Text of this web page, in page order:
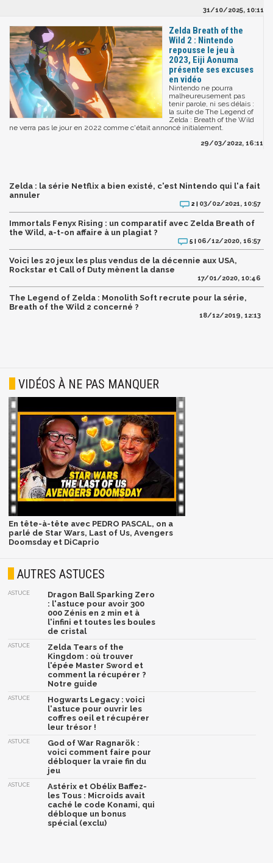
31/10/2025, 10:11
Zelda Breath of the
Wild 2 : Nintendo
repousse le jeu à
2023, Eiji Aonuma
présente ses excuses
en vidéo
Nintendo ne pourra
malheureusement pas
tenir parole, ni ses délais :
la suite de The Legend of
Zelda : Breath of the Wild
ne verra pas le jour en 2022 comme c'était annoncé initialement.
29/03/2022, 16:11
Zelda : la série Netflix a bien existé, c'est Nintendo qui l'a fait
annuler
2 | 03/02/2021, 10:57
Immortals Fenyx Rising : un comparatif avec Zelda Breath of
the Wild, a-t-on affaire à un plagiat ?
5 | 06/12/2020, 16:57
Voici les 20 jeux les plus vendus de la décennie aux USA,
Rockstar et Call of Duty mènent la danse
17/01/2020, 10:46
The Legend of Zelda : Monolith Soft recrute pour la série,
Breath of the Wild 2 concerné ?
18/12/2019, 12:13
VIDÉOS À NE PAS MANQUER
En tête-à-tête avec PEDRO PASCAL, on a
parlé de Star Wars, Last of Us, Avengers
Doomsday et DiCaprio
AUTRES ASTUCES
ASTUCE
Dragon Ball Sparking Zero
: l'astuce pour avoir 300
000 Zénis en 2 min et à
l'infini et toutes les boules
de cristal
ASTUCE
Zelda Tears of the
Kingdom : où trouver
l'épée Master Sword et
comment la récupérer ?
Notre guide
ASTUCE
Hogwarts Legacy : voici
l'astuce pour ouvrir les
coffres oeil et récupérer
leur trésor !
ASTUCE
God of War Ragnarök :
voici comment faire pour
débloquer la vraie fin du
jeu
ASTUCE
Astérix et Obélix Baffez-
les Tous : Microids avait
caché le code Konami, qui
débloque un bonus
spécial (exclu)